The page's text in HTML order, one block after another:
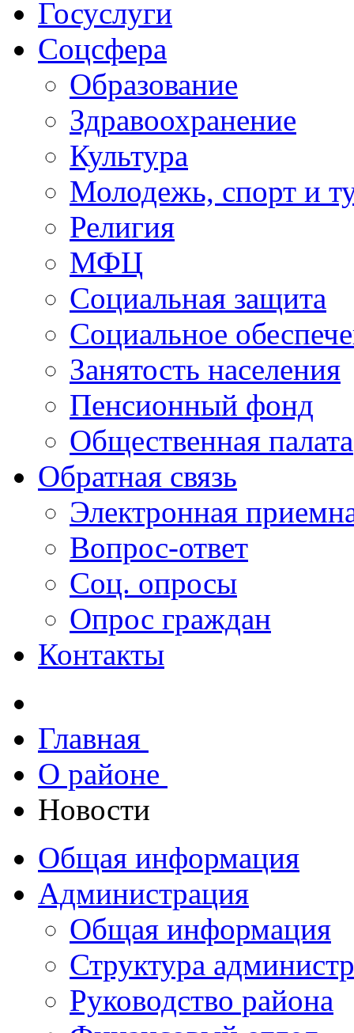
Госуслуги
Соцсфера
Образование
Здравоохранение
Культура
Молодежь, спорт и
Религия
МФЦ
Социальная защита
Социальное
Занятость населения
Пенсионный фонд
Общественная палата
Обратная связь
Электронная
Вопрос-ответ
Соц. опросы
Опрос граждан
Контакты
Главная
О районе
Новости
Общая информация
Администрация
Общая информация
Структура
Руководство района